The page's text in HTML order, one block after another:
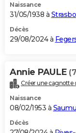
Naissance
31/05/1938 à
Décès
29/08/2024 à
Annie PAULE
Créer une cagnotte
Naissance
08/02/1953 à
Décès